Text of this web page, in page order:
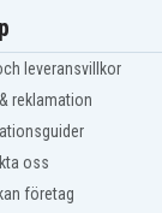
leveransvillkor
reklamation
oss
företag